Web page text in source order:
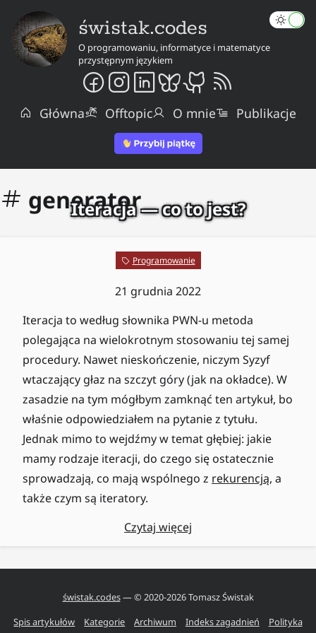
świstak.codes
O programowaniu, informatyce i matematyce
przystępnym językiem
Główna Offtopic O mnie Publikacje
generator
Iteracja — co to jest?
Programowanie
21 grudnia 2022
Iteracja to według słownika PWN-u metoda
polegająca na wielokrotnym stosowaniu tej samej
procedury. Nawet nieskończenie, niczym Syzyf
wtaczający głaz na szczyt góry (jak na okładce). W
zasadzie na tym mógłbym zamknąć ten artykuł, bo
właśnie odpowiedziałem na pytanie z tytułu.
Jednak mimo to wejdźmy w temat głębiej: jakie
mamy rodzaje iteracji, do czego się ostatecznie
sprowadzają, co mają wspólnego z rekurencją, a
także czym są iteratory.
Czytaj więcej
świstak.codes— © 2020-2026Tomasz Świstak
Spis artykułów
Kategorie Archiwum Indeks zagadnień
Polityka